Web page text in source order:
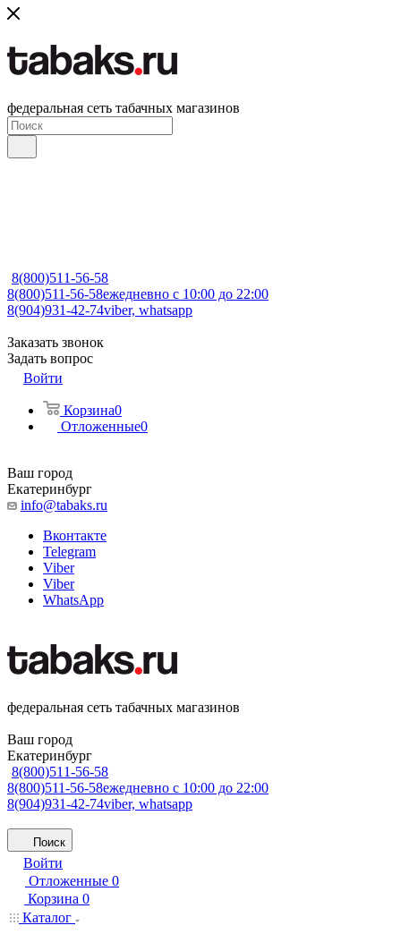
федеральная сеть табачных магазинов
8(800)511-56-58
8(800)511-56-58ежедневно с 10:00 до 22:00
8(904)931-42-74viber, whatsapp
Заказать звонок
Задать вопрос
Войти
Корзина0
Отложенные0
Ваш город
Екатеринбург
info@tabaks.ru
Вконтакте
Telegram
Viber
Viber
WhatsApp
федеральная сеть табачных магазинов
Ваш город
Екатеринбург
8(800)511-56-58
8(800)511-56-58ежедневно с 10:00 до 22:00
8(904)931-42-74viber, whatsapp
Поиск
Войти
Отложенные 0
Корзина 0
Каталог